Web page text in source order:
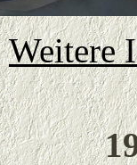
Weitere